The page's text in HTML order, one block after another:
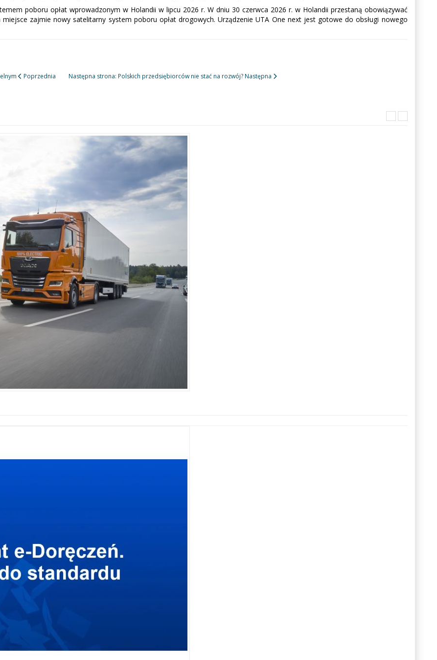
poboru opłat wprowadzonym w Holandii w lipcu 2026 r. W dniu 30 czerwca 2026 r. w Holandii przestaną obowiązywać
zajmie nowy satelitarny system poboru opłat drogowych. Urządzenie UTA One next jest gotowe do obsługi nowego
Poprzednia Następna strona: Polskich przedsiębiorców nie stać na rozwój?Następna